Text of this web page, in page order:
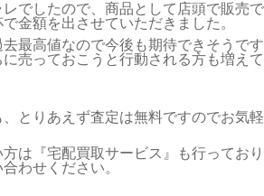
でしたので、商品として店頭で販売で
金額を出させていただきました。
最高値なので今後も期待できそうです
売っておこうと行動される方も増えて
とりあえず査定は無料ですのでお気軽
は『宅配買取サービス』も行っており
わせください。